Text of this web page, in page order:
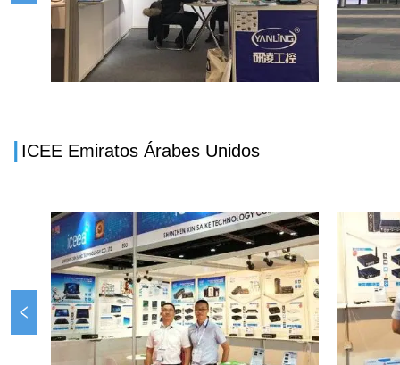
I ICEE Emiratos Árabes Unidos